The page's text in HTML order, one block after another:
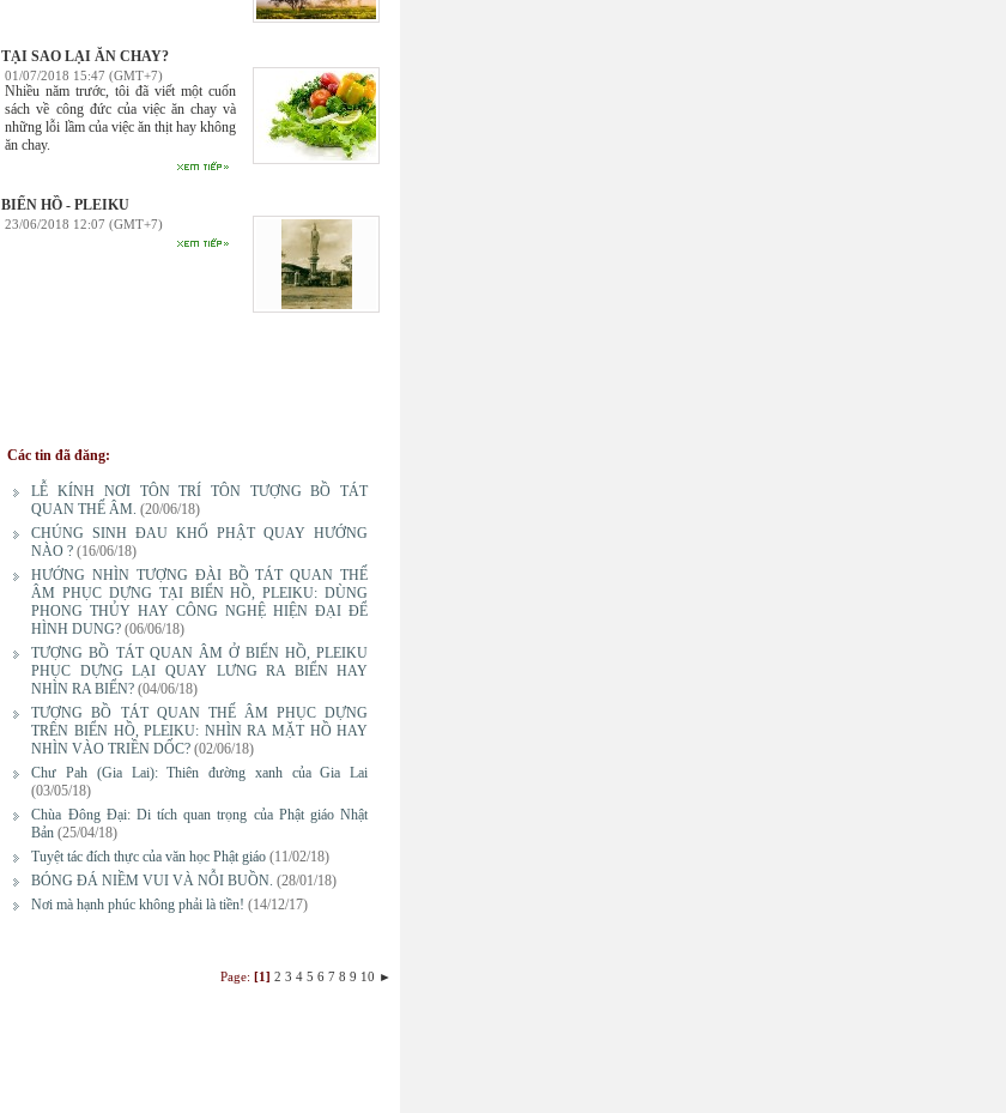
TẠI SAO LẠI ĂN CHAY?
01/07/2018 15:47 (GMT+7)
Nhiều năm trước, tôi đã viết một cuốn
sách về công đức của việc ăn chay và
những lỗi lầm của việc ăn thịt hay không
ăn chay.
BIỂN HỒ - PLEIKU
23/06/2018 12:07 (GMT+7)
Các tin đã đăng:
LỄ KÍNH NƠI TÔN TRÍ TÔN TƯỢNG BỒ TÁT
QUAN THẾ ÂM. (20/06/18)
CHÚNG SINH ĐAU KHỔ PHẬT QUAY HƯỚNG
NÀO ? (16/06/18)
HƯỚNG NHÌN TƯỢNG ĐÀI BỒ TÁT QUAN THẾ
ÂM PHỤC DỰNG TẠI BIỂN HỒ, PLEIKU: DÙNG
PHONG THỦY HAY CÔNG NGHỆ HIỆN ĐẠI ĐỂ
HÌNH DUNG? (06/06/18)
TƯỢNG BỒ TÁT QUAN ÂM Ở BIỂN HỒ, PLEIKU
PHỤC DỰNG LẠI QUAY LƯNG RA BIỂN HAY
NHÌN RA BIỂN? (04/06/18)
TƯỢNG BỒ TÁT QUAN THẾ ÂM PHỤC DỰNG
TRÊN BIỂN HỒ, PLEIKU: NHÌN RA MẶT HỒ HAY
NHÌN VÀO TRIỀN DỐC? (02/06/18)
Chư Pah (Gia Lai): Thiên đường xanh của Gia Lai
(03/05/18)
Chùa Đông Đại: Di tích quan trọng của Phật giáo Nhật
Bản (25/04/18)
Tuyệt tác đích thực của văn học Phật giáo (11/02/18)
BÓNG ĐÁ NIỀM VUI VÀ NỖI BUỒN. (28/01/18)
Nơi mà hạnh phúc không phải là tiền! (14/12/17)
Page: [1] 2 3 4 5 6 7 8 9 10 ►